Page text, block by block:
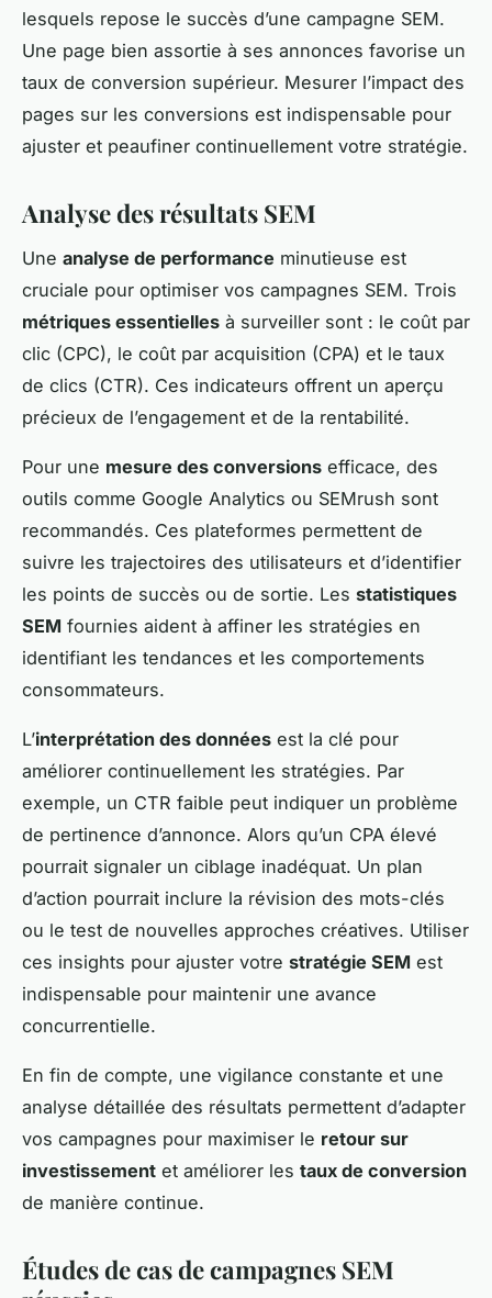
lesquels repose le succès d’une campagne SEM.
Une page bien assortie à ses annonces favorise un
taux de conversion supérieur. Mesurer l’impact des
pages sur les conversions est indispensable pour
ajuster et peaufiner continuellement votre stratégie.
Analyse des résultats SEM
Une analyse de performance minutieuse est
cruciale pour optimiser vos campagnes SEM. Trois
métriques essentielles à surveiller sont : le coût par
clic (CPC), le coût par acquisition (CPA) et le taux
de clics (CTR). Ces indicateurs offrent un aperçu
précieux de l’engagement et de la rentabilité.
Pour une mesure des conversions efficace, des
outils comme Google Analytics ou SEMrush sont
recommandés. Ces plateformes permettent de
suivre les trajectoires des utilisateurs et d’identifier
les points de succès ou de sortie. Les statistiques
SEM fournies aident à affiner les stratégies en
identifiant les tendances et les comportements
consommateurs.
L’interprétation des données est la clé pour
améliorer continuellement les stratégies. Par
exemple, un CTR faible peut indiquer un problème
de pertinence d’annonce. Alors qu’un CPA élevé
pourrait signaler un ciblage inadéquat. Un plan
d’action pourrait inclure la révision des mots-clés
ou le test de nouvelles approches créatives. Utiliser
ces insights pour ajuster votre stratégie SEM est
indispensable pour maintenir une avance
concurrentielle.
En fin de compte, une vigilance constante et une
analyse détaillée des résultats permettent d’adapter
vos campagnes pour maximiser le retour sur
investissement et améliorer les taux de conversion
de manière continue.
Études de cas de campagnes SEM